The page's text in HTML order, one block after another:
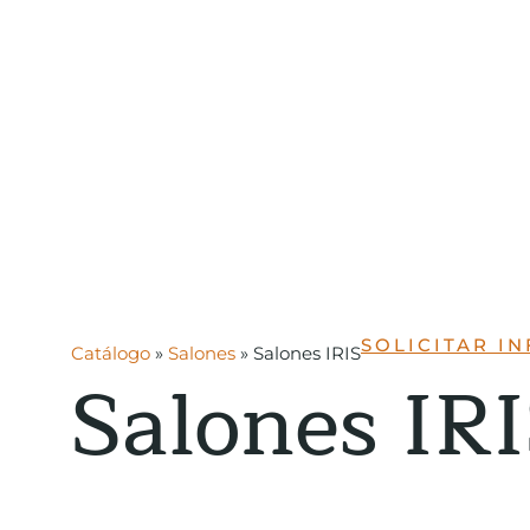
Catálogo » Salones » Salones IRISSOLICITAR
Salones